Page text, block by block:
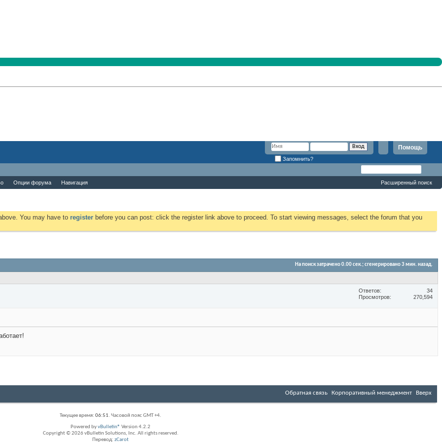
Помощь
Запомнить?
Опции форума Навигация Расширенный поиск
You may have to register before you can post: click the register link above to proceed. To start viewing messages, select the forum that you
На поиск затрачено0.00сек.; сгенерировано 3 мин. назад.
Ответов
34
Просмотров
270,594
Обратная связь Корпоративный менеджмент Вверх
Текущее время: 06:51. Часовой пояс GMT +4.
Powered byvBulletin® Version 4.2.2
Copyright © 2026 vBulletin Solutions, Inc. All rights reserved.
Перевод: zCarot